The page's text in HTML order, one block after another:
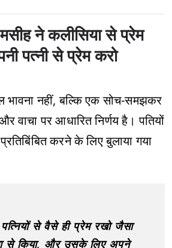
ने कलीसिया से प्रेम
पत्नी से प्रेम करो
भावना नहीं, बल्कि एक सोच-समझकर
वाचा पर आधारित निर्णय है। पतियों
करने के लिए बुलाया गया
से वैसे ही प्रेम रखो जैसा
से किया, और उसके लिए अपने